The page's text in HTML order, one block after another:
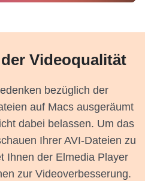
Videoqualität
bezüglich der
auf Macs ausgeräumt
dabei belassen. Um das
Ihrer AVI-Dateien zu
Ihnen der Elmedia Player
zur Videoverbesserung.